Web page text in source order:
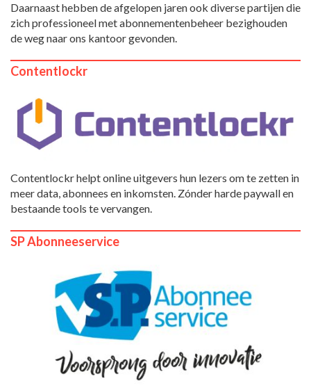
Daarnaast hebben de afgelopen jaren ook diverse partijen die
zich professioneel met abonnementenbeheer bezighouden
de weg naar ons kantoor gevonden.
Contentlockr
Contentlockr helpt online uitgevers hun lezers om te zetten in
meer data, abonnees en inkomsten. Zónder harde paywall en
bestaande tools te vervangen.
SP Abonneeservice